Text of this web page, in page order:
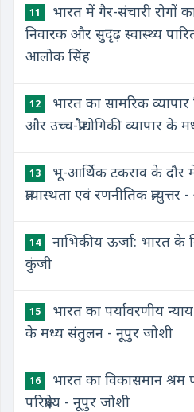
11
भारत में गैर-संचारी रोगों
निवारक और सुदृढ़ स्वास्थ्य
आलोक सिंह
12
भारत का सामरिक व्यापार
और उच्च-प्रौद्योगिकी व्यापार
13
भू-आर्थिक टकराव के दौर
प्रत्यास्थता एवं रणनीतिक
14
नाभिकीय ऊर्जा: भारत
कुंजी
15
भारत का पर्यावरणीय
के मध्य संतुलन - नूपुर जोशी
16
भारत का विकासमान श्रम
परिप्रेक्ष्य - नूपुर जोशी